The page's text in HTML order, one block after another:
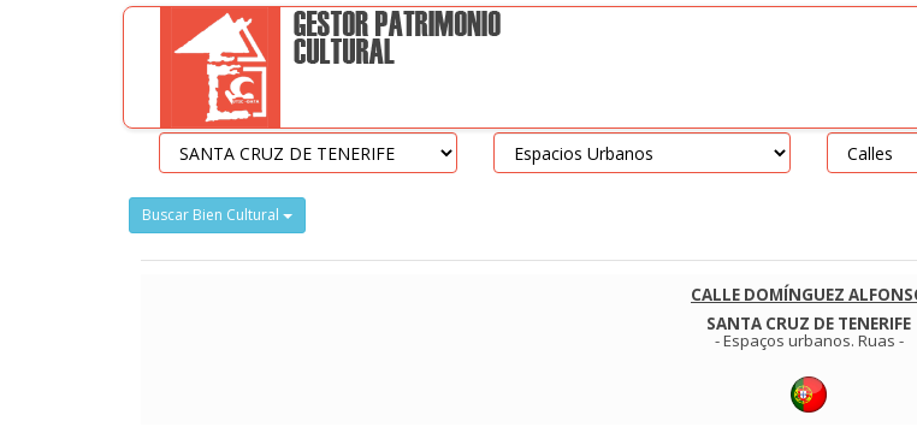
Buscar Bien Cultural
CALLE DOMÍNGUEZ
SANTA CRUZ DE TENERIFE
-Espaços urbanos. Ruas -